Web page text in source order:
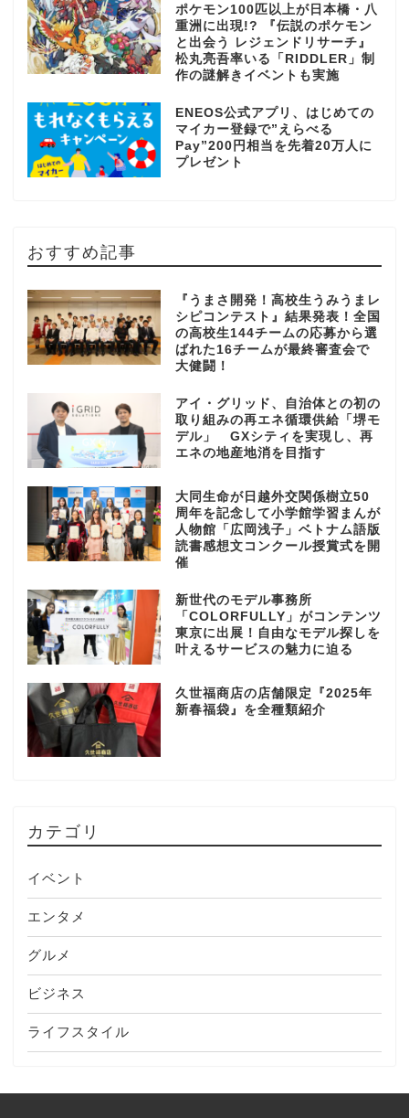
ポケモン100匹以上が日本橋・八
重洲に出現!? 『伝説のポケモン
と出会う レジェンドリサーチ』
松丸亮吾率いる「RIDDLER」制
作の謎解きイベントも実施
ENEOS公式アプリ、はじめての
マイカー登録で”えらべる
Pay”200円相当を先着20万人に
プレゼント
おすすめ記事
『うまさ開発！高校生うみうまレ
シピコンテスト』結果発表！全国
の高校生144チームの応募から選
ばれた16チームが最終審査会で
大健闘！
アイ・グリッド、自治体との初の
取り組みの再エネ循環供給「堺モ
デル」 GXシティを実現し、再
エネの地産地消を目指す
大同生命が日越外交関係樹立50
周年を記念して小学館学習まんが
人物館「広岡浅子」ベトナム語版
読書感想文コンクール授賞式を開
催
新世代のモデル事務所
「COLORFULLY」がコンテンツ
東京に出展！自由なモデル探しを
叶えるサービスの魅力に迫る
久世福商店の店舗限定『2025年
新春福袋』を全種類紹介
カテゴリ
イベント
エンタメ
グルメ
ビジネス
ライフスタイル